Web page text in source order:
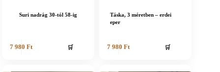
Suri nadrág 30-tól 58-ig
7 980Ft 🛒
Táska, 3 méretben – erdei
eper
7 980Ft 🛒